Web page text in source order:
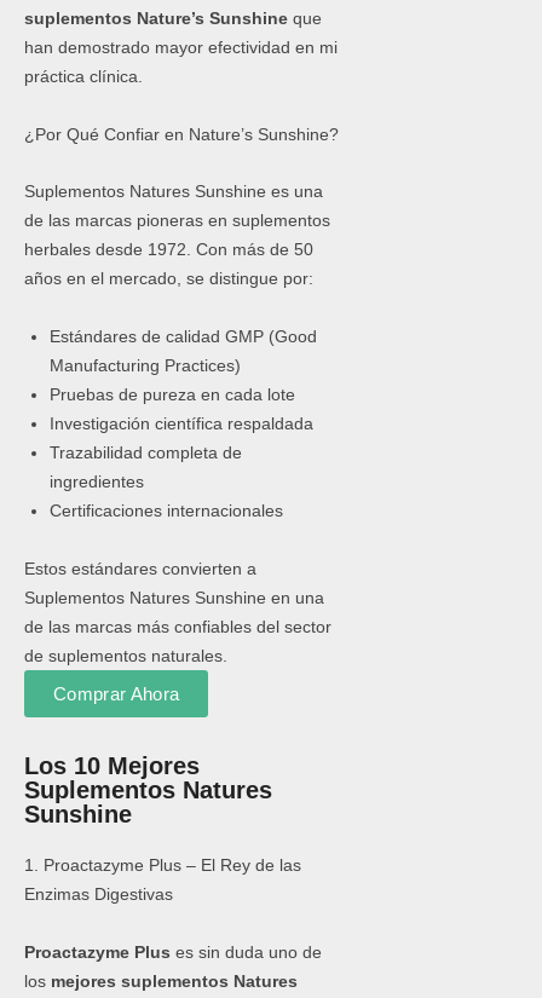
suplementos Nature’s Sunshine que
han demostrado mayor efectividad en mi
práctica clínica.
¿Por Qué Confiar en Nature’s Sunshine?
Suplementos Natures Sunshine es una
de las marcas pioneras en suplementos
herbales desde 1972. Con más de 50
años en el mercado, se distingue por:
Estándares de calidad GMP (Good
Manufacturing Practices)
Pruebas de pureza en cada lote
Investigación científica respaldada
Trazabilidad completa de
ingredientes
Certificaciones internacionales
Estos estándares convierten a
Suplementos Natures Sunshine en una
de las marcas más confiables del sector
de suplementos naturales.
Comprar Ahora
Los 10 Mejores
Suplementos Natures
Sunshine
1. Proactazyme Plus – El Rey de las
Enzimas Digestivas
Proactazyme Plus es sin duda uno de
los mejores suplementos Natures